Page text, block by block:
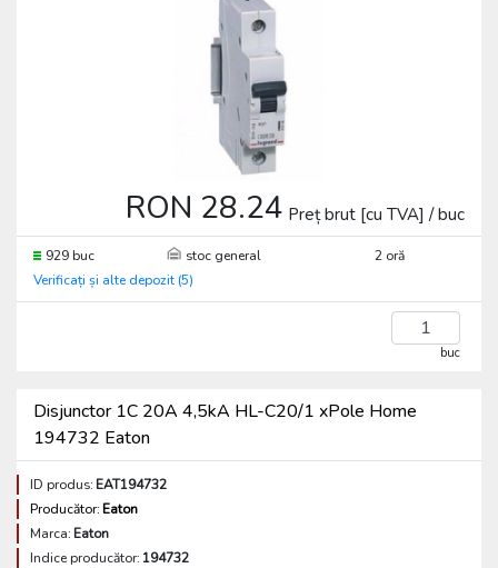
RON 28.24 Preț brut [cu TVA] / buc
929 buc stoc general
2 oră
Verificați și alte depozit (5)
buc
Disjunctor 1C 20A 4,5kA HL-C20/1 xPole Home
194732 Eaton
ID produs:EAT194732
Producător:Eaton
Marca:Eaton
Indice producător: 194732